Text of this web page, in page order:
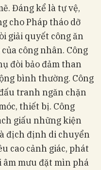
Đáng kể là tự vệ,
cho Pháp tháo dỡ
giải quyết công ăn
công nhân. Công
đòi bảo đảm than
bình thường. Công
tranh ngăn chặn
thiết bị. Công
giấu những kiện
địch định di chuyển
cao cảnh giác, phát
mưu đặt mìn phá